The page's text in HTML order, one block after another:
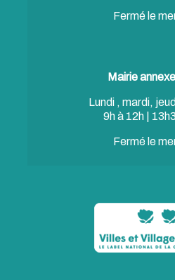
Fermé le
Mairie
Lundi , mardi,
9h à 12h |
Fermé le